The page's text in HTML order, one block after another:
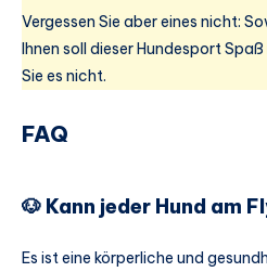
Vergessen Sie aber eines nicht:
Ihnen soll dieser Hundesport
Sie es nicht.
FAQ
🐶 Kann jeder Hund am
Es ist eine körperliche und